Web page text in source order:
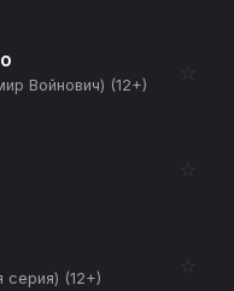
Войнович) (12+)
☆
☆
(12+)
☆